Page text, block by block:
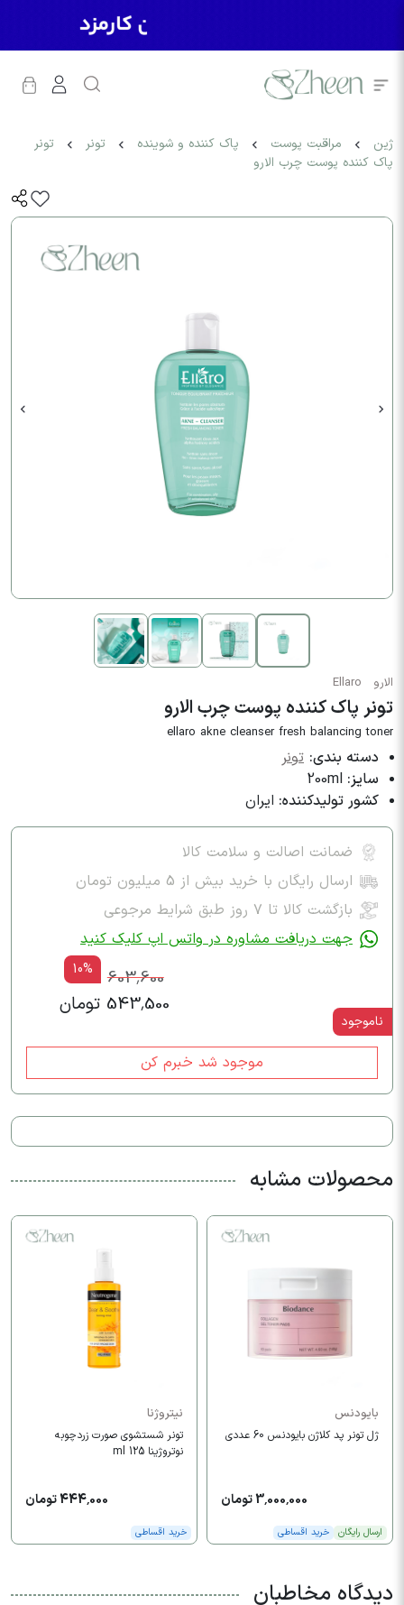
ژین مراقبت پوست پاک کننده و شوینده تونر
تونر
پاک کننده پوست چرب الارو
الارو Ellaro
تونر پاک کننده پوست چرب الارو
ellaro akne cleanser fresh balancing toner
دسته بندی: تونر
سایز: 200ml
کشور تولیدکننده: ایران
ضمانت اصالت و سلامت کالا
ارسال رایگان با خرید بیش از 5 میلیون تومان
بازگشت کالا تا ۷ روز طبق شرایط مرجوعی
جهت دریافت مشاوره در واتس اپ کلیک کنید
603,600
10%
543,500 تومان
ناموجود
موجود شد خبرم کن
محصولات مشابه
بایودنس
ژل تونر پد کلاژن بایودنس 60 عددی
3,000,000 تومان
ارسال رایگان خرید اقساطی
نیتروژنا
تونر شستشوی صورت زردچوبه
نوتروژینا 125 ml
444,000 تومان
خرید اقساطی
دیدگاه مخاطبان